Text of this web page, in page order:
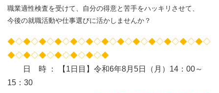
職業適性検査を受けて、自分の得意と苦手をハッキリさせて、
今後の就職活動や仕事選びに活かしませんか？
◆◇◆◇◆◇◆◇◆◇◆◇◆◇◆◇◆◇◆◇◆◇◆◇◆◇
◆◇◆◇◆◇◆◇◆◇◆◇◆
日 時 ： 【1日目】令和6年8月5日（月）14：00～
15：30